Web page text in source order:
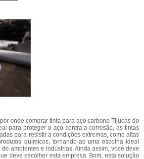
onde comprar tinta para aço carbono Tijucas do
para proteger o aço contra a corrosão, as tintas
para resistir a condições extremas, como altas
químicos, tornando-as uma escolha ideal
ambientes e indústrias. Ainda assim, você deve
deve escolher esta empresa. Bom, esta solução